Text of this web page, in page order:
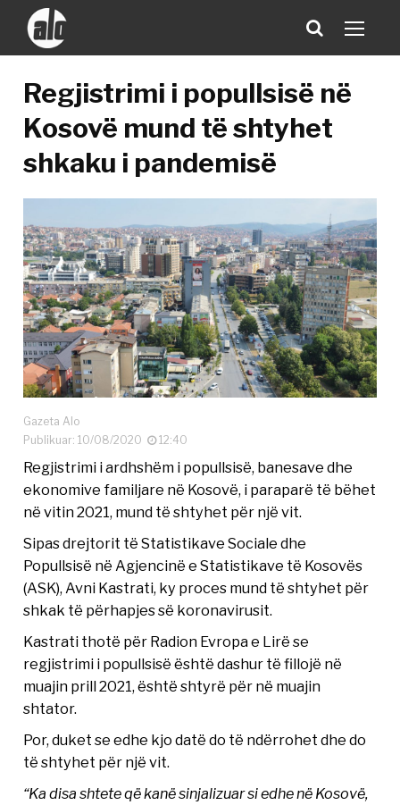
Regjistrimi i popullsisë në
Kosovë mund të shtyhet
shkaku i pandemisë
Gazeta Alo
Publikuar: 10/08/2020
12:40
Regjistrimi i ardhshëm i popullsisë, banesave dhe
ekonomive familjare në Kosovë, i paraparë të bëhet
në vitin 2021, mund të shtyhet për një vit.
Sipas drejtorit të Statistikave Sociale dhe
Popullsisë në Agjencinë e Statistikave të Kosovës
(ASK), Avni Kastrati, ky proces mund të shtyhet për
shkak të përhapjes së koronavirusit.
Kastrati thotë për Radion Evropa e Lirë se
regjistrimi i popullsisë është dashur të fillojë në
muajin prill 2021, është shtyrë për në muajin
shtator.
Por, duket se edhe kjo datë do të ndërrohet dhe do
të shtyhet për një vit.
“Ka disa shtete që kanë sinjalizuar si edhe në Kosovë,